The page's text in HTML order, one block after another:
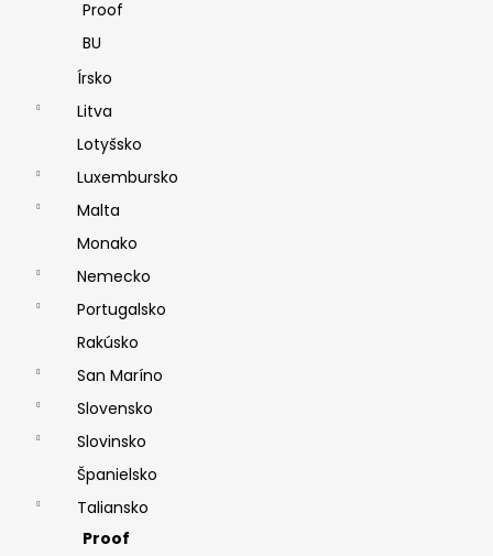
Proof
BU
Írsko
Litva
Lotyšsko
Luxembursko
Malta
Monako
Nemecko
Portugalsko
Rakúsko
San Maríno
Slovensko
Slovinsko
Španielsko
Taliansko
Proof